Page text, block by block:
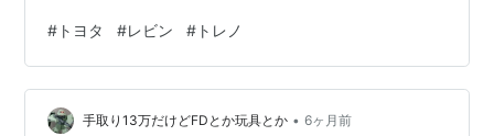
デザインがカッコいい。この後、マークⅡ三兄弟（Ｘ５０
／Ｘ６０）、セリカＸＸ（Ａ６０）、セリカ（Ａ６
０）、カリーナ（Ａ６０）、コロナ（Ｔ１４０）等、
続々と直線的でシャープなデザインのクルマが登場しま
# トヨタ #レビン # トレノ
手取り13万だけどFDとか玩具とか • 6ヶ月前